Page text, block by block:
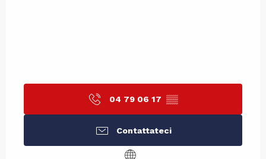
04 79 06 17 ▒▒
Contattateci